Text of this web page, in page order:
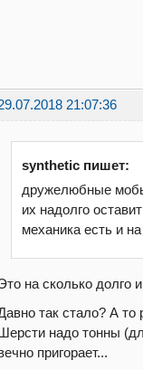
21:07:36
synthetic пишет:
дружелюбные
их надолго
механика есть и
на сколько долго
так стало? А
надо тонны
пригорает...